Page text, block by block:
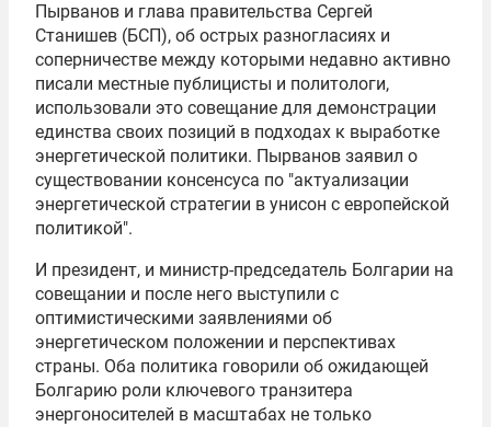
Пырванов и глава правительства Сергей
Станишев (БСП), об острых разногласиях и
соперничестве между которыми недавно активно
писали местные публицисты и политологи,
использовали это совещание для демонстрации
единства своих позиций в подходах к выработке
энергетической политики. Пырванов заявил о
существовании консенсуса по "актуализации
энергетической стратегии в унисон с европейской
политикой".
И президент, и министр-председатель Болгарии на
совещании и после него выступили с
оптимистическими заявлениями об
энергетическом положении и перспективах
страны. Оба политика говорили об ожидающей
Болгарию роли ключевого транзитера
энергоносителей в масштабах не только